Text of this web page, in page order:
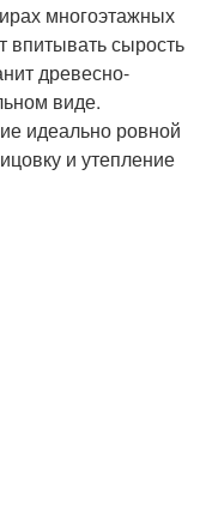
многоэтажных
впитывать сырость
древесно-
виде.
идеально ровной
и утепление